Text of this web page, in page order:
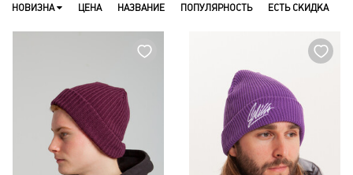
НОВИЗНА ЦЕНА НАЗВАНИЕ ПОПУЛЯРНОСТЬ ЕСТЬ СКИДКА